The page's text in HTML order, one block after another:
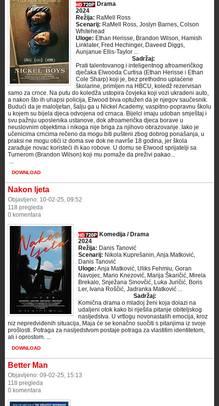
Drama
2024
Režija: RaMell Ross
Scenarij: RaMell Ross, Joslyn Barnes, Colson
Whitehead
Uloge: Ethan Herisse, Brandon Wilson, Hamish
Linklater, Fred Hechinger, Daveed Diggs,
Aunjanue Ellis-Taylor ...
Sadržaj:
Prati talentovanog i inteligentnog afroameričkog
dječaka Elwooda Curtisa (Ethan Herisse i Ethan
Cole Sharp) koji je, bez prethodno uplaćene
školarine, primljen na HBCU, koledž rezervisan
samo za crnce. Na putu do koledža ustopira čovjeka koji vozi ukradeni auto,
a nakon što ih uhapsi policija, Elwood biva optužen da je njegov saučesnik.
Budući da je maloljetan, šalju ga u Nickel Academy, vaspitno-popravnu školu
u kojem su bijela djeca odvojena od crnaca. Bijelci imaju udoban smještaj i
svu pažnju uposlenika ustanove, dok afroamerička djeca borave u
neuslovnim objektima i nikoga nije briga za njihovo obrazovanje. Iako je
učenicima crncima rečeno da mogu biti pušteni zbog dobrog ponašanja, u
praksi ne mogu otići iz doma sve dok ne navrše 18 godina, jer škola
zarađuje novac koristeći ih kao robove. U domu se Elwood sprijatelji sa
Turnerom (Brandon Wilson) koji mu pomaže da preživi pakao...
​ ...
DOWNLOAD
Nakon ljeta
Objavljeno: 10-02-25, 09:52
118 pregleda
0 komentara
Komedija / Drama
2024
Režija: Danis Tanović
Scenarij: Nikola Kuprešanin, Anja Matković,
Danis Tanović
Uloge: Anja Matković, Uliks Fehmiu, Goran
Navojec, Mario Knezović, Marija Škaričić, Mirela
Brekalo, Snježana Sinovčić, Luka Juričić, Boris
Ler, Ivana Roščić, Jadranka Matković ...
Sadržaj:
Komična drama o mladoj ženi koja dolazi na
udaljeni otok kako bi riješila pitanje obiteljskog
nasljedstva. U vrtlogu novonastalih emocija, kroz
niz nepredviđenih situacija, Maja će se konačno suočiti s pitanjima iz svoje
prošlosti. Potraga za nasljedstvom postaje potraga za vlastitim identitetom,
ali i oprostom. ...
DOWNLOAD
Better Man
Objavljeno: 09-02-25, 15:13
118 pregleda
0 komentara